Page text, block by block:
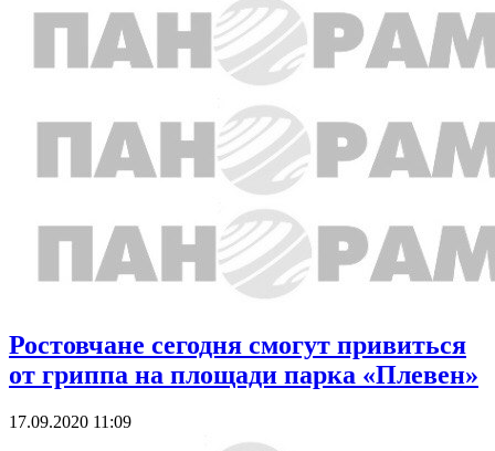
Ростовчане сегодня смогут привиться
от гриппа на площади парка «Плевен»
17.09.2020 11:09